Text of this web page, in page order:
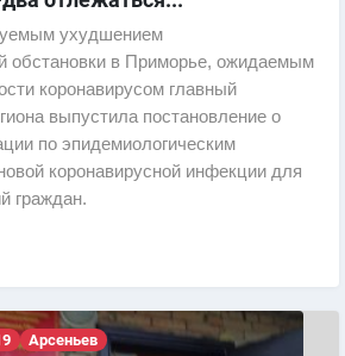
ухудшением
обстановки в Приморье, ожидаемым
коронавирусом главный
выпустила постановление о
по эпидемиологическим
коронавирусной инфекции для
граждан.
Арсеньев